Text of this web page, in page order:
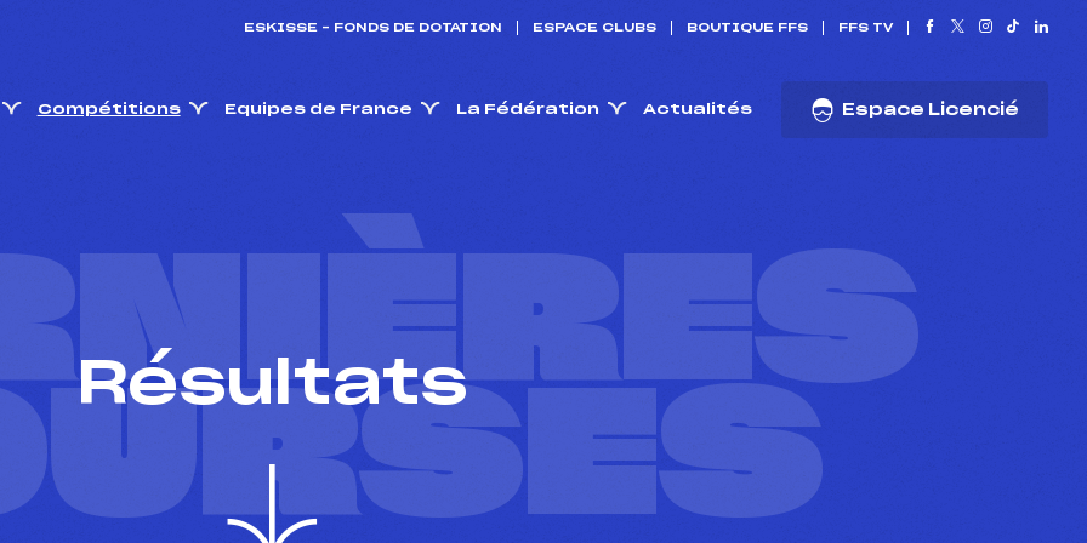
ESKISSE – FONDS DE DOTATION ESPACE CLUBS BOUTIQUE FFS FFS TV
Compétitions Equipes de France La Fédération Actualités Espace Licencié
Résultats